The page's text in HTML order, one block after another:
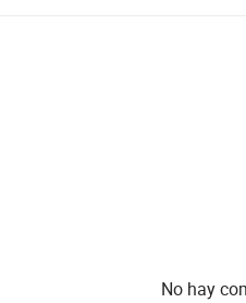
No hay